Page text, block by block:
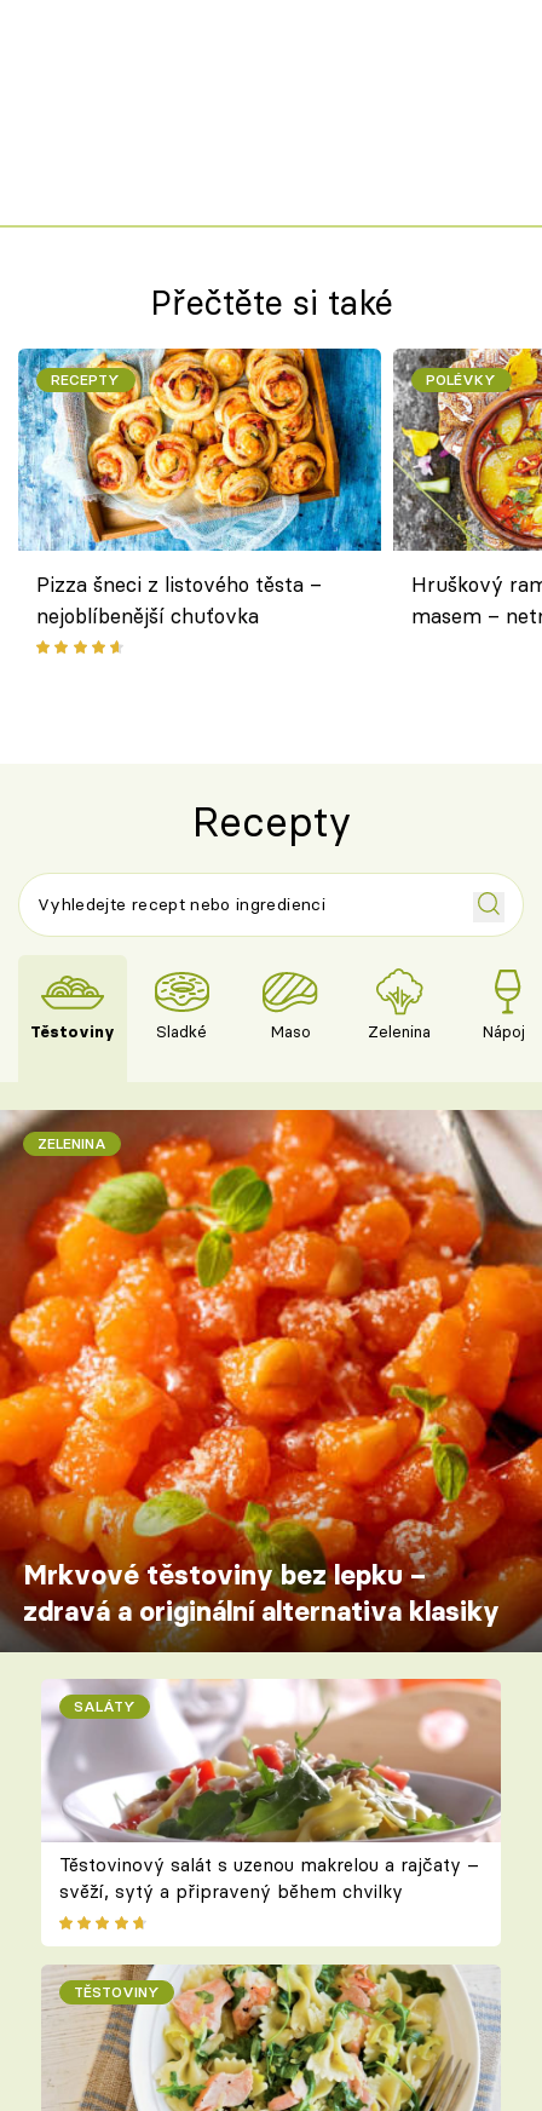
Přečtěte si také
RECEPTY
Pizza šneci z listového těsta –
nejoblíbenější chuťovka
POLÉVKY
Hruškový
masem –
Recepty
Těstoviny Sladké Maso Zelenina Nápoje
ZELENINA
Mrkvové těstoviny bez lepku –
zdravá a originální alternativa klasiky
SALÁTY
Těstovinový salát s uzenou makrelou a rajčaty –
svěží, sytý a připravený během chvilky
TĚSTOVINY